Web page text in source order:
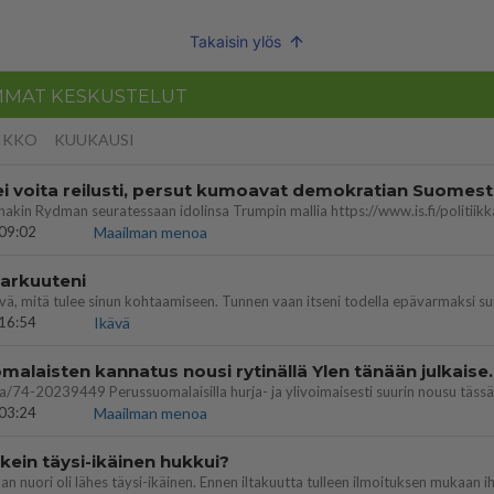
Takaisin ylös
KESKUSTELUT
KUUKAUSI
voita reilusti, persut kumoavat demokratian
Maailman menoa
Ikävä
Perussuomalaisten
Maailman menoa
täysi-ikäinen hukkui?